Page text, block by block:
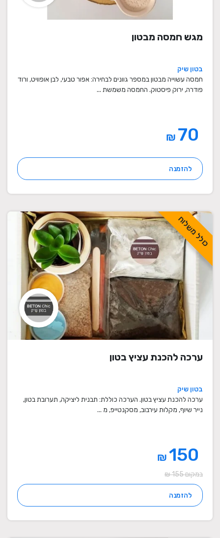
מגש חמסה מבטון
בטון שיק
חמסה עשוייה מבטון במספר גוונים לבחירה: אפור טבעי, לבן אופוויט, ורוד
פודרה, ירוק פיסטוק. החמסה משמשת ...
₪
להזמנה
כולל משלוח
ערכה להכנת עציץ בטון
בטון שיק
ערכה להכנת עציץ בטון. הערכה כוללת: תבנית ליציקה, תערובת בטון,
נייר שיוף, מקלות עירבוב, מסקנטייפ, מ ...
₪
במקום 155 ₪
להזמנה